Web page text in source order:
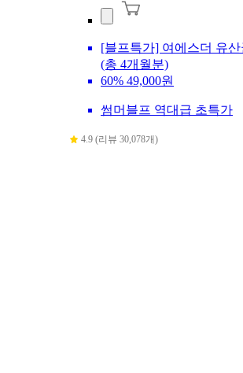
[블프특가] 여에스더 유산
(총 4개월분)
60% 49,000원
썸머블프 역대급 초특가
4.9 (리뷰 30,078개)